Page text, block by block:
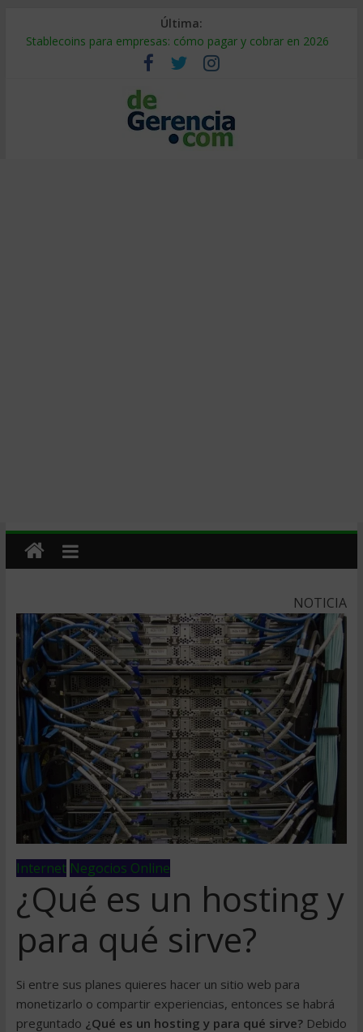
Última:
Stablecoins para empresas: cómo pagar y cobrar en 2026
Despido silencioso: qué es y por qué sale tan caro
IA en selección de personal: cómo auditarla a tiempo
Trabajo forzoso en la cadena de suministro: qué hacer
Mercado hispano de EE. UU.: cómo segmentarlo y venderle
NOTICIA
Internet Negocios Online
¿Qué es un hosting y
para qué sirve?
Si entre sus planes quieres hacer un sitio web para
monetizarlo o compartir experiencias, entonces se habrá
preguntado ¿Qué es un hosting y para qué sirve?Debido